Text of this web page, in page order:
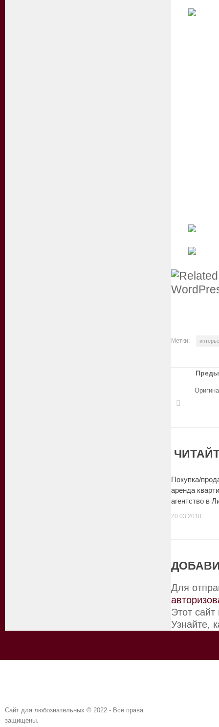
Метки:
Покупка/
аренда
агентство в
20.03.2018
Для
Этот
Узнайте,
Сайт для любознательных © 2022 - Все права
защищены.